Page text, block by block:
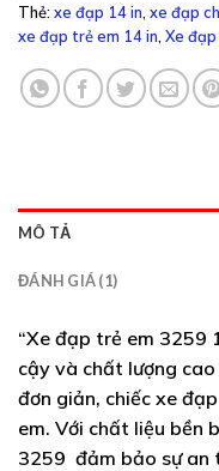
Thẻ: xe đạp 14 in xe đạp
xe đạp trẻ em 14 in Xe
MÔ TẢ
ĐÁNH GIÁ (1)
“Xe đạp trẻ em 3259
cậy và chất lượng
đơn giản, chiếc xe
em. Với chất liệu bền
3259 đảm bảo sự an